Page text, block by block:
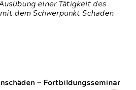
einer Tätigkeit des
dem Schwerpunkt Schaden
— Fortbildungsseminar